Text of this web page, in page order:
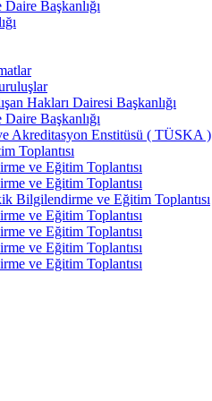
Başkanlığı
Hakları Dairesi Başkanlığı
Başkanlığı
Akreditasyon Enstitüsü ( TÜSKA )
Toplantısı
ve Eğitim Toplantısı
ve Eğitim Toplantısı
Bilgilendirme ve Eğitim Toplantısı
ve Eğitim Toplantısı
ve Eğitim Toplantısı
ve Eğitim Toplantısı
ve Eğitim Toplantısı